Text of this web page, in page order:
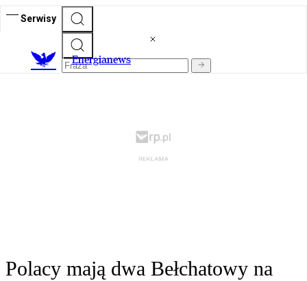
Serwisy
Energianews
Polacy mają dwa Bełchatowy na